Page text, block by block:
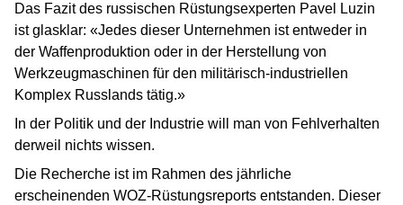
Das Fazit des russischen Rüstungsexperten Pavel Luzin
ist glasklar: «Jedes dieser Unternehmen ist entweder in
der Waffenproduktion oder in der Herstellung von
Werkzeugmaschinen für den militärisch-industriellen
Komplex Russlands tätig.»
In der Politik und der Industrie will man von Fehlverhalten
derweil nichts wissen.
Die Recherche ist im Rahmen des jährliche
erscheinenden WOZ-Rüstungsreports entstanden. Dieser